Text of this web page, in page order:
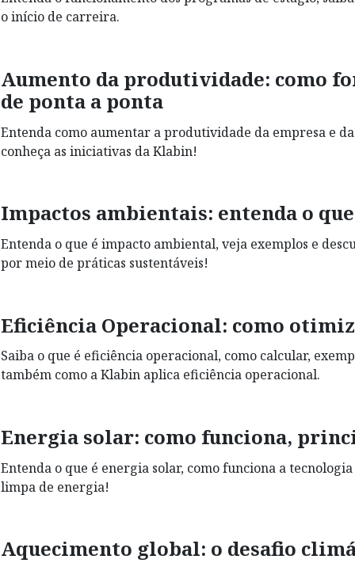
o início de carreira.
Aumento da produtividade: como
de ponta a ponta
Entenda como aumentar a produtividade da empresa e
conheça as iniciativas da Klabin!
Impactos ambientais: entenda o
Entenda o que é impacto ambiental, veja exemplos e
por meio de práticas sustentáveis!
Eficiência Operacional: como
Saiba o que é eficiência operacional, como calcular,
também como a Klabin aplica eficiência operacional.
Energia solar: como funciona,
Entenda o que é energia solar, como funciona a
limpa de energia!
Aquecimento global: o desafio